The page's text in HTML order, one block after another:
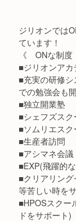
ジリオンでは
ています！
《 ONな制度
■ジリオンアカ
■充実の研修
での勉強会も
■独立開業塾
■シェフズスク
■ソムリエスク
■生産者訪問
■アシマネ会議
■EXP(飛躍的
■クリアリン
等苦しい時を
■HPOSスクー
ドをサポート)